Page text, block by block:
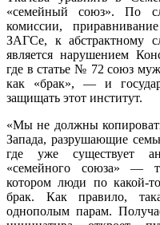
«семейный союз». По
комиссии,
ЗАГСе, к абстрактному
является нарушением
где в статье № 72 союз
как «брак», — и
защищать этот институт.
«Мы не должны
Запада, разрушающие
где уже существует
«семейного союза» —
котором люди по какой-
брак. Как правило,
однополым парам.